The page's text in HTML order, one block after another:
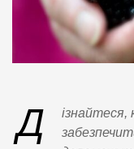
Д
ізнайтеся,